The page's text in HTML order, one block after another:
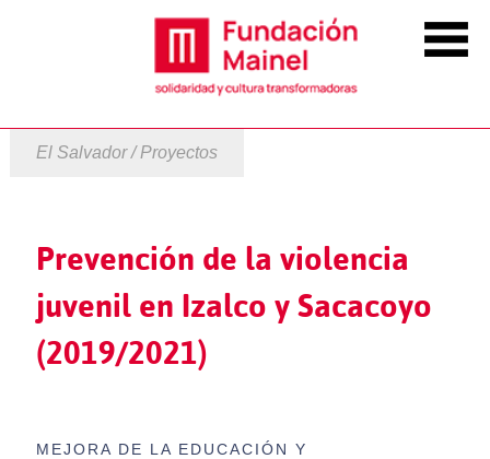
El Salvador / Proyectos
Prevención de la violencia
juvenil en Izalco y Sacacoyo
(2019/2021)
MEJORA DE LA EDUCACIÓN Y